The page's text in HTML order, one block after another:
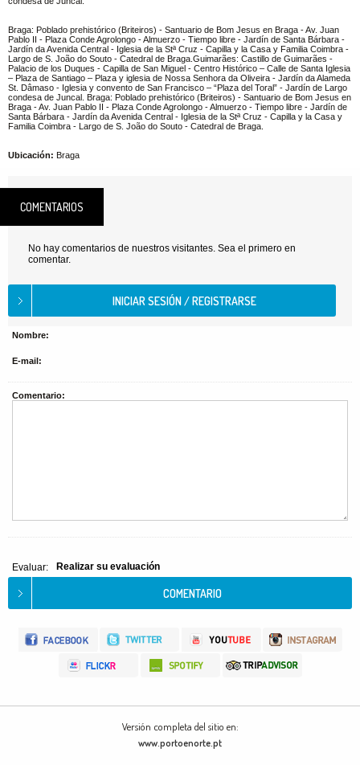
Braga: Poblado prehistórico (Briteiros) - Santuario de Bom Jesus en Braga - Av. Juan
Pablo II - Plaza Conde Agrolongo - Almuerzo - Tiempo libre - Jardín de Santa Bárbara -
Jardín da Avenida Central - Iglesia de la Stª Cruz - Capilla y la Casa y Familia Coimbra -
Largo de S. João do Souto - Catedral de Braga.Guimarães: Castillo de Guimarães -
Palacio de los Duques - Capilla de San Miguel - Centro Histórico – Calle de Santa Iglesia
– Plaza de Santiago – Plaza y iglesia de Nossa Senhora da Oliveira - Jardín da Alameda
St. Dâmaso - Iglesia y convento de San Francisco – “Plaza del Toral” - Jardín de Largo
condesa de Juncal. Braga: Poblado prehistórico (Briteiros) - Santuario de Bom Jesus en
Braga - Av. Juan Pablo II - Plaza Conde Agrolongo - Almuerzo - Tiempo libre - Jardín de
Santa Bárbara - Jardín da Avenida Central - Iglesia de la Stª Cruz - Capilla y la Casa y
Familia Coimbra - Largo de S. João do Souto - Catedral de Braga.
Ubicación: Braga
COMENTARIOS
No hay comentarios de nuestros visitantes. Sea el primero en
comentar.
Nombre:
E-mail:
Comentario:
Evaluar: Realizar su evaluación
Versión completa del sitio en:
www.portoenorte.pt